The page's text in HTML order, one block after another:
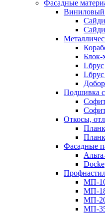
Фасадные
Виниловый
Блок-
Lбрус
Подшивка
Откосы,
Фасадные
Docke
МП-
МП-
МП-
МП-